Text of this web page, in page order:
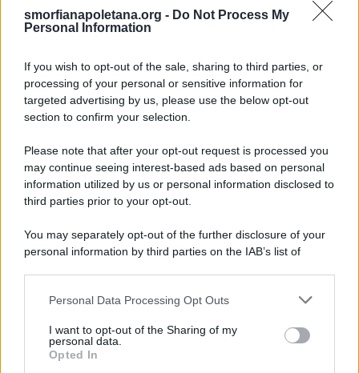
smorfianapoletana.org - Do Not Process My
Personal Information
If you wish to opt-out of the sale, sharing to third parties, or
processing of your personal or sensitive information for
targeted advertising by us, please use the below opt-out
section to confirm your selection.
Please note that after your opt-out request is processed you
may continue seeing interest-based ads based on personal
information utilized by us or personal information disclosed to
third parties prior to your opt-out.
You may separately opt-out of the further disclosure of your
personal information by third parties on the IAB’s list of
This information may also be disclosed by us to third parties
disclose it to other third parties.
Please note that this website/app uses one or more Google
Personal Data Processing Opt Outs
I want to opt-out of the Sharing of my
personal data.
Opted In
Ricerca
LEGGI GRATIS IL NOSTRO EBOOK
Categorie
Dizionario dei Sogni – B
Dizionario dei Sogni – C
Dizionario dei Sogni – D